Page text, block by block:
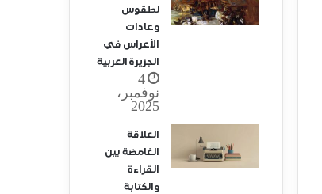
لطقوس
وعادات
الأعراس في
الجزيرة العربية
4
نوفمبر،
2025
العلاقة
الغامضة بين
القراءة
والكتابة